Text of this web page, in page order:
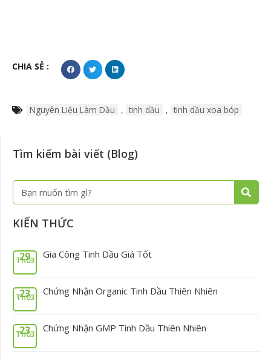
CHIA SẺ :
Nguyên Liệu Làm Dầu , tinh dầu , tinh dầu xoa bóp
Tìm kiếm bài viết (Blog)
Tìm
kiếm
Tìm
kiếm
KIẾN THỨC
29
Th03 Gia Công Tinh Dầu Giá Tốt
23
Th03 Chứng Nhận Organic Tinh Dầu Thiên Nhiên
23
Th03 Chứng Nhận GMP Tinh Dầu Thiên Nhiên